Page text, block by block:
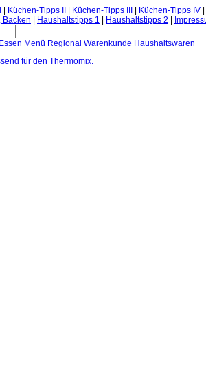
Küchen-Tipps II Küchen-Tipps III Küchen-Tipps IV
Backen Haushaltstipps 1 Haushaltstipps 2
Menü Regional Warenkunde Haushaltswaren
für den Thermomix.